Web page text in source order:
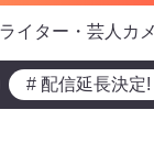
イター・芸人カ
# 配信延長決定!